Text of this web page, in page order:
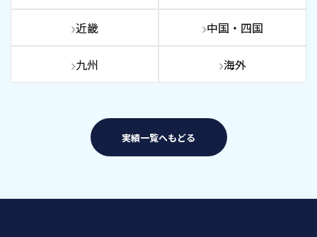
近畿 中国・四国
九州 海外
実績一覧へもどる